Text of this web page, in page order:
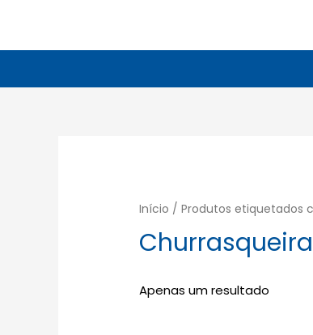
Início / Produtos etiquetados
Churrasqueira
Apenas um resultado